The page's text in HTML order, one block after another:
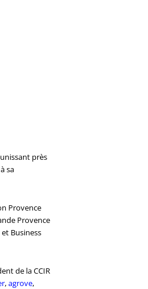
près
sa
Provence
Provence
Business
de la CCIR
,agrove,